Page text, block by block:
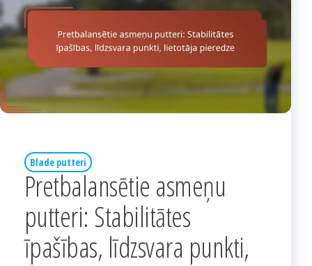
Blade putteri
Pretbalansētie asmeņu
putteri: Stabilitātes
īpašības, līdzsvara punkti,